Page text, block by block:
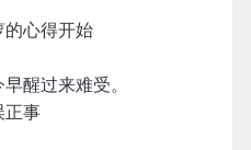
的心得开始
醒过来难受。
正事